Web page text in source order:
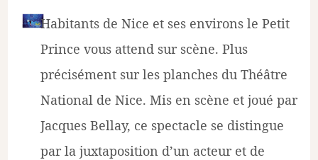
Habitants de Nice et ses environs le Petit
Prince vous attend sur scène. Plus
précisément sur les planches du Théâtre
National de Nice. Mis en scène et joué par
Jacques Bellay, ce spectacle se distingue
par la juxtaposition d’un acteur et de